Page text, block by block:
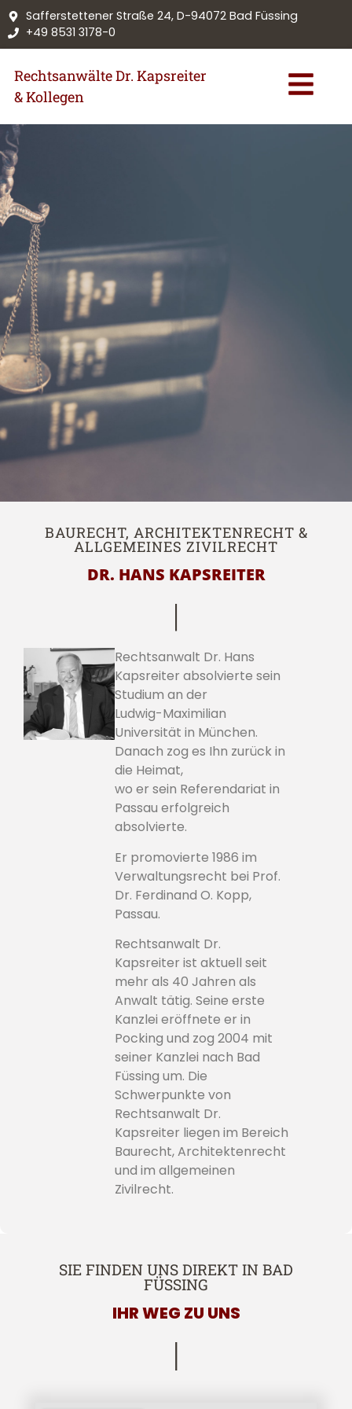
Safferstettener Straße 24, D-94072 Bad Füssing
+49 8531 3178-0
Rechtsanwälte Dr. Kapsreiter
& Kollegen
BAURECHT, ARCHITEKTENRECHT &
ALLGEMEINES ZIVILRECHT
DR. HANS KAPSREITER
Rechtsanwalt Dr. Hans
Kapsreiter absolvierte sein
Studium an der
Ludwig-Maximilian
Universität in München.
Danach zog es Ihn zurück in
die Heimat,
wo er sein Referendariat in
Passau erfolgreich
absolvierte.
Er promovierte 1986 im
Verwaltungsrecht bei Prof.
Dr. Ferdinand O. Kopp,
Passau.
Rechtsanwalt Dr.
Kapsreiter ist aktuell seit
mehr als 40 Jahren als
Anwalt tätig. Seine erste
Kanzlei eröffnete er in
Pocking und zog 2004 mit
seiner Kanzlei nach Bad
Füssing um. Die
Schwerpunkte von
Rechtsanwalt Dr.
Kapsreiter liegen im Bereich
Baurecht, Architektenrecht
und im allgemeinen
Zivilrecht.
SIE FINDEN UNS DIREKT IN BAD
FÜSSING
IHR WEG ZU UNS